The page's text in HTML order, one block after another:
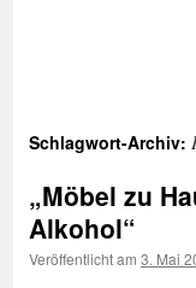
Schlagwort-Archiv:
„Möbel zu
Alkohol“
Veröffentlicht am 3. Mai